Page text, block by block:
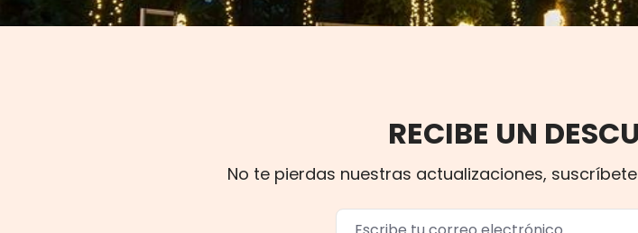
RECIBE UN
No te pierdas nuestras actualizaciones,